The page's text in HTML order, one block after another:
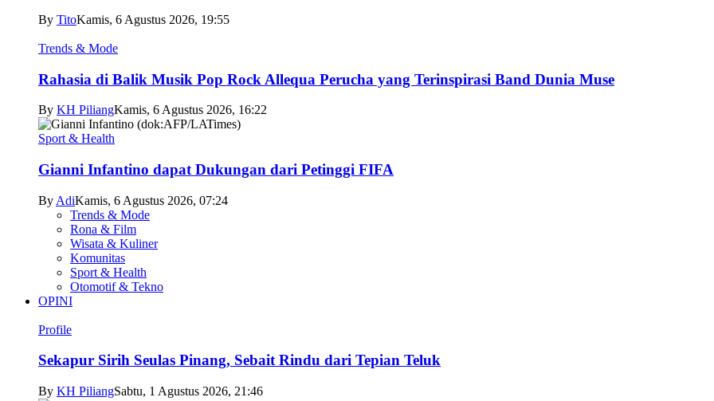
By TitoKamis, 6 Agustus 2026, 19:55
Trends & Mode
Rahasia di Balik Musik Pop Rock Allequa Perucha yang Terinspirasi Band Dunia Muse
By KH PiliangKamis, 6 Agustus 2026, 16:22
Sport & Health
Gianni Infantino dapat Dukungan dari Petinggi FIFA
By AdiKamis, 6 Agustus 2026, 07:24
Trends & Mode
Rona & Film
Wisata & Kuliner
Komunitas
Sport & Health
Otomotif & Tekno
OPINI
Profile
Sekapur Sirih Seulas Pinang, Sebait Rindu dari Tepian Teluk
By KH PiliangSabtu, 1 Agustus 2026, 21:46